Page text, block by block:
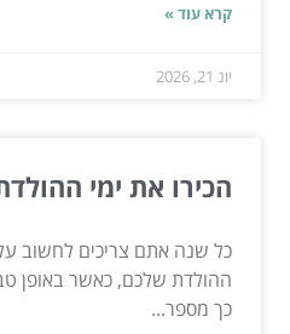
קרא עוד »
יונ 21, 2026
הכירו את ימי
כל שנה אתם צריכים לחשוב
ההולדת שלכם, כאשר באופן
כך מספר...